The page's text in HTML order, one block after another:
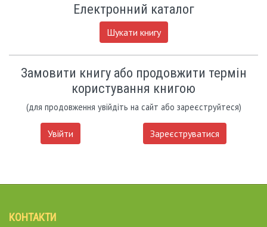
Електронний каталог
Шукати книгу
Замовити книгу або продовжити термін
користування книгою
(для продовження увійдіть на сайт або зареєструйтеся)
Увійти Зареєструватися
КОНТАКТИ